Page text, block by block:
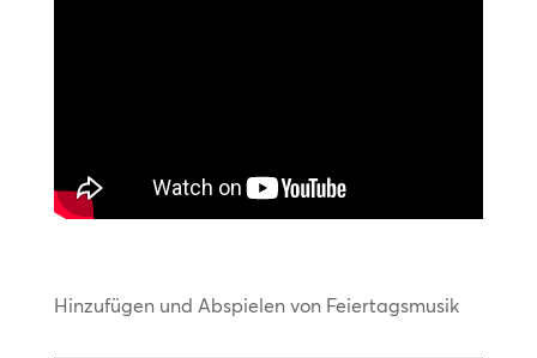
Hinzufügen und Abspielen von Feiertagsmusik